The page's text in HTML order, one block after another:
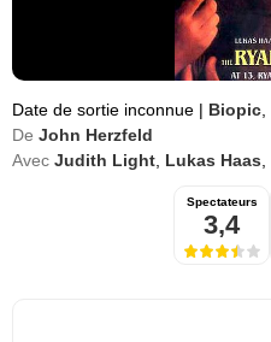
Date de sortie inconnue | Biopic
De John Herzfeld
Avec Judith Light Lukas Haas
Spectateurs
3,4